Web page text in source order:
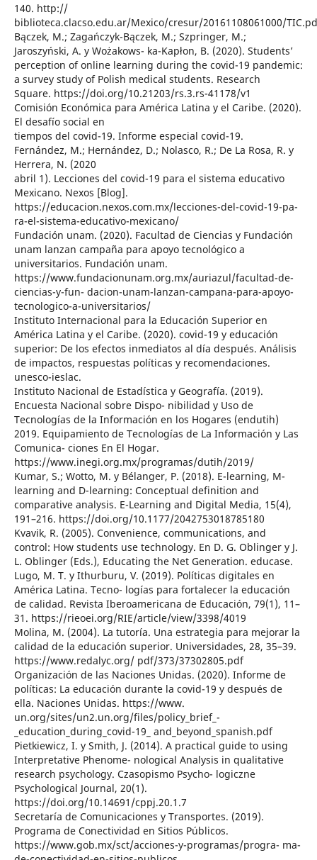
140. http://
biblioteca.clacso.edu.ar/Mexico/cresur/20161108061000/
Bączek, M.; Zagańczyk-Bączek, M.; Szpringer, M.;
Jaroszyński, A. y Wożakows- ka-Kapłon, B. (2020). Students’
perception of online learning during the covid-19 pandemic:
a survey study of Polish medical students. Research
Square. https://doi.org/10.21203/rs.3.rs-41178/v1
Comisión Económica para América Latina y el Caribe. (2020).
El desafío social en
tiempos del covid-19. Informe especial covid-19.
Fernández, M.; Hernández, D.; Nolasco, R.; De La Rosa, R. y
Herrera, N. (2020
abril 1). Lecciones del covid-19 para el sistema educativo
Mexicano. Nexos [Blog].
https://educacion.nexos.com.mx/lecciones-del-covid-19-pa-
ra-el-sistema-educativo-mexicano/
Fundación unam. (2020). Facultad de Ciencias y Fundación
unam lanzan campaña para apoyo tecnológico a
universitarios. Fundación unam.
https://www.fundacionunam.org.mx/auriazul/facultad-de-
ciencias-y-fun- dacion-unam-lanzan-campana-para-apoyo-
tecnologico-a-universitarios/
Instituto Internacional para la Educación Superior en
América Latina y el Caribe. (2020). covid-19 y educación
superior: De los efectos inmediatos al día después. Análisis
de impactos, respuestas políticas y recomendaciones.
unesco-ieslac.
Instituto Nacional de Estadística y Geografía. (2019).
Encuesta Nacional sobre Dispo- nibilidad y Uso de
Tecnologías de la Información en los Hogares (endutih)
2019. Equipamiento de Tecnologías de La Información y Las
Comunica- ciones En El Hogar.
https://www.inegi.org.mx/programas/dutih/2019/
Kumar, S.; Wotto, M. y Bélanger, P. (2018). E-learning, M-
learning and D-learning: Conceptual definition and
comparative analysis. E-Learning and Digital Media, 15(4),
191–216. https://doi.org/10.1177/2042753018785180
Kvavik, R. (2005). Convenience, communications, and
control: How students use technology. En D. G. Oblinger y J.
L. Oblinger (Eds.), Educating the Net Generation. educase.
Lugo, M. T. y Ithurburu, V. (2019). Políticas digitales en
América Latina. Tecno- logías para fortalecer la educación
de calidad. Revista Iberoamericana de Educación, 79(1), 11–
31. https://rieoei.org/RIE/article/view/3398/4019
Molina, M. (2004). La tutoría. Una estrategia para mejorar la
calidad de la educación superior. Universidades, 28, 35–39.
https://www.redalyc.org/ pdf/373/37302805.pdf
Organización de las Naciones Unidas. (2020). Informe de
políticas: La educación durante la covid-19 y después de
ella. Naciones Unidas. https://www.
un.org/sites/un2.un.org/files/policy_brief_-
_education_during_covid-19_ and_beyond_spanish.pdf
Pietkiewicz, I. y Smith, J. (2014). A practical guide to using
Interpretative Phenome- nological Analysis in qualitative
research psychology. Czasopismo Psycho- logiczne
Psychological Journal, 20(1).
https://doi.org/10.14691/cppj.20.1.7
Secretaría de Comunicaciones y Transportes. (2019).
Programa de Conectividad en Sitios Públicos.
https://www.gob.mx/sct/acciones-y-programas/progra- ma-